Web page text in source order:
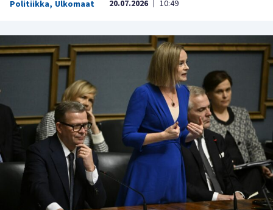
Politiikka, Ulkomaat 20.07.2026 | 10:49